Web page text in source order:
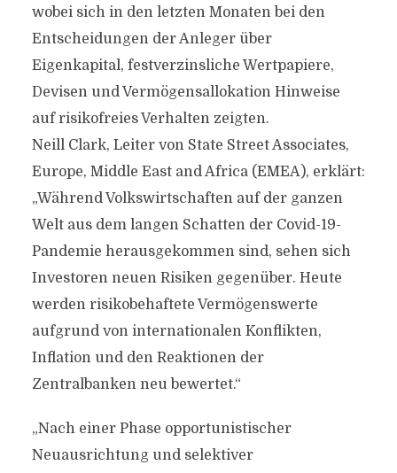
wobei sich in den letzten Monaten bei den
Entscheidungen der Anleger über
Eigenkapital, festverzinsliche Wertpapiere,
Devisen und Vermögensallokation Hinweise
auf risikofreies Verhalten zeigten.
Neill Clark, Leiter von State Street Associates,
Europe, Middle East and Africa (EMEA), erklärt:
„Während Volkswirtschaften auf der ganzen
Welt aus dem langen Schatten der Covid-19-
Pandemie herausgekommen sind, sehen sich
Investoren neuen Risiken gegenüber. Heute
werden risikobehaftete Vermögenswerte
aufgrund von internationalen Konflikten,
Inflation und den Reaktionen der
Zentralbanken neu bewertet.“
„Nach einer Phase opportunistischer
Neuausrichtung und selektiver